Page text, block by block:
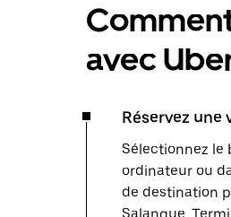
avec
Réservez
Sélectionnez le
ordinateur ou
de destination